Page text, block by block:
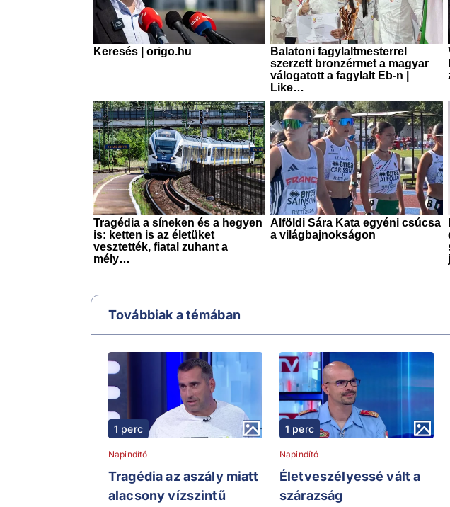
Továbbiak a témában
1 perc
Napindító
Tragédia az aszály miatt
alacsony vízszintű
1 perc
Napindító
Életveszélyessé vált a
szárazság